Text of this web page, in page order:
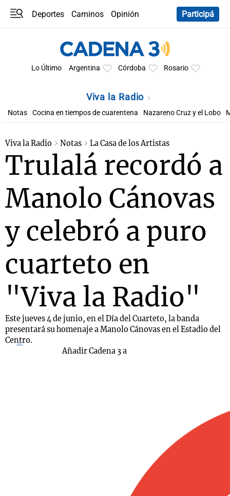
Deportes Caminos
Opinión
Participá
Lo Último Argentina Córdoba Rosario
Viva la Radio
Notas Cocina en tiempos de cuarentena Nazareno Cruz y el Lobo
Viva la Radio Notas La Casa de los Artistas
Trulalá recordó a
Manolo Cánovas
y celebró a puro
cuarteto en
"Viva la Radio"
Este jueves 4 de junio, en el Día del Cuarteto, la banda
presentará su homenaje a Manolo Cánovas en el Estadio del
Centro.
Añadir Cadena 3 a